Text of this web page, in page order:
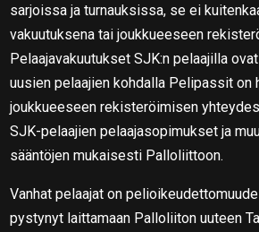
sarjoissa ja turnauksissa, se ei
vakuutuksena tai joukkueeseen
Pelaajavakuutukset SJK:n pelaajilla
uusien pelaajien kohdalla Pelipassit on
joukkueeseen rekisteröimisen
SJK-pelaajien pelaajasopimukset ja
sääntöjen mukaisesti Palloliittoon.
Vanhat pelaajat on
pystynyt laittamaan Palloliiton uuteen